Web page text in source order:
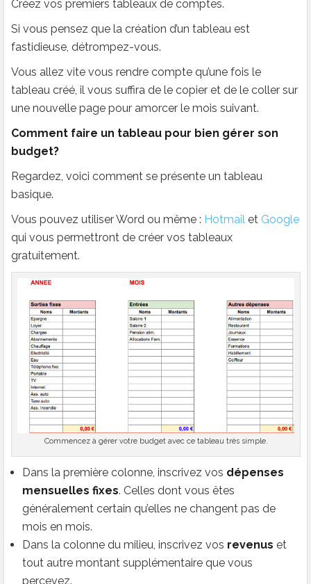
Créez vos premiers tableaux de comptes.
Si vous pensez que la création d’un tableau est
fastidieuse, détrompez-vous.
Vous allez vite vous rendre compte qu’une fois le
tableau créé, il vous suffira de le copier et de le coller sur
une nouvelle page pour amorcer le mois suivant.
Comment faire un tableau pour bien gérer son
budget?
Regardez, voici comment se présente un tableau
basique.
Vous pouvez utiliser Word ou même : Hotmail et Google
qui vous permettront de créer vos tableaux
gratuitement.
Commencez à gérer votre budget avec ce tableau très simple.
Dans la première colonne, inscrivez vos dépenses
mensuelles fixes. Celles dont vous êtes
généralement certain qu’elles ne changent pas de
mois en mois.
Dans la colonne du milieu, inscrivez vos revenus et
tout autre montant supplémentaire que vous
percevez.